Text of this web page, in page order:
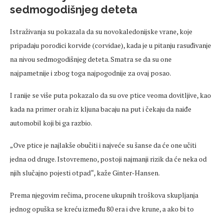
sedmogodišnjeg deteta
Istraživanja su pokazala da su novokaledonijske vrane, koje
pripadaju porodici korvide (corvidae), kada je u pitanju rasuđivanje
na nivou sedmogodišnjeg deteta. Smatra se da su one
najpametnije i zbog toga najpogodnije za ovaj posao.
I ranije se više puta pokazalo da su ove ptice veoma dovitljive, kao
kada na primer orah iz kljuna bacaju na put i čekaju da naiđe
automobil koji bi ga razbio.
„Ove ptice je najlakše obučiti i najveće su šanse da će one učiti
jedna od druge. Istovremeno, postoji najmanji rizik da će neka od
njih slučajno pojesti otpad“, kaže Ginter-Hansen.
Prema njegovim rečima, procene ukupnih troškova skupljanja
jednog opuška se kreću između 80 era i dve krune, a ako bi to